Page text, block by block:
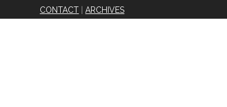
CONTACT |ARCHIVES